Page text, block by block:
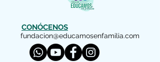
CONÓCENOS
fundacion@educamosenfamilia.com